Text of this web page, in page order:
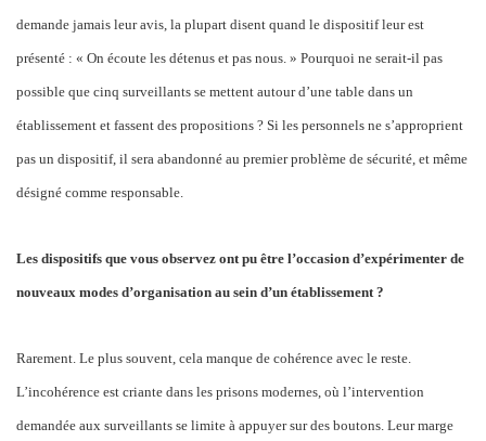
demande jamais leur avis, la plupart disent quand le dispositif leur est
présenté : « On écoute les détenus et pas nous. » Pourquoi ne serait-il pas
possible que cinq surveillants se mettent autour d’une table dans un
établissement et fassent des propositions ? Si les personnels ne s’approprient
pas un dispositif, il sera abandonné au premier problème de sécurité, et même
désigné comme responsable.
Les dispositifs que vous observez ont pu être l’occasion d’expérimenter de
nouveaux modes d’organisation au sein d’un établissement ?
Rarement. Le plus souvent, cela manque de cohérence avec le reste.
L’incohérence est criante dans les prisons modernes, où l’intervention
demandée aux surveillants se limite à appuyer sur des boutons. Leur marge